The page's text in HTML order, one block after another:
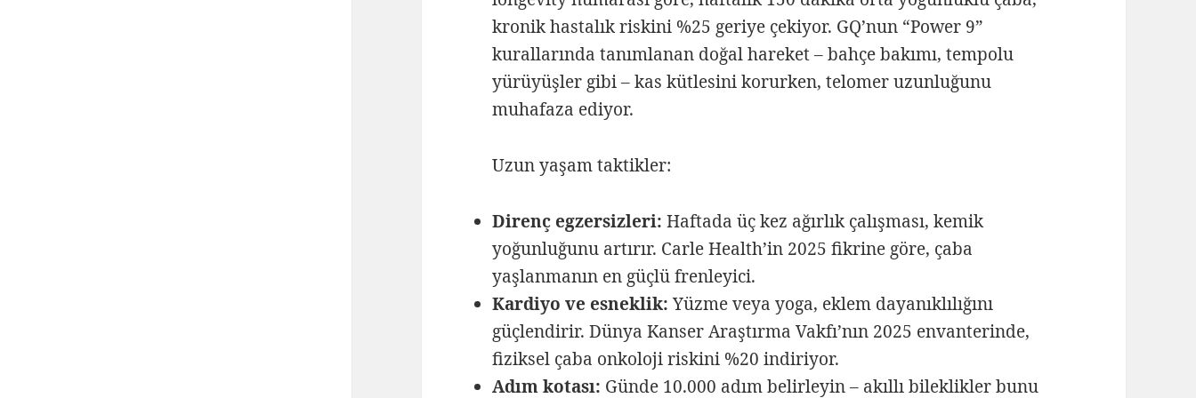
kronik hastalık riskini %25 geriye çekiyor. GQ’nun “Power 9”
kurallarında tanımlanan doğal hareket – bahçe bakımı, tempolu
yürüyüşler gibi – kas kütlesini korurken, telomer uzunluğunu
muhafaza ediyor.
Uzun yaşam taktikler:
Direnç egzersizleri: Haftada üç kez ağırlık çalışması, kemik
yoğunluğunu artırır. Carle Health’in 2025 fikrine göre, çaba
yaşlanmanın en güçlü frenleyici.
Kardiyo ve esneklik: Yüzme veya yoga, eklem dayanıklılığını
güçlendirir. Dünya Kanser Araştırma Vakfı’nın 2025 envanterinde,
fiziksel çaba onkoloji riskini %20 indiriyor.
Adım kotası: Günde 10.000 adım belirleyin – akıllı bileklikler bunu